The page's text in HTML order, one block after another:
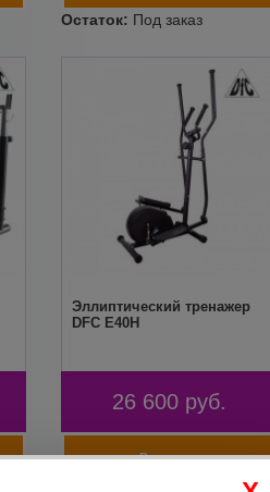
Эллиптический тренажер
DFC E40H
26 600 руб.